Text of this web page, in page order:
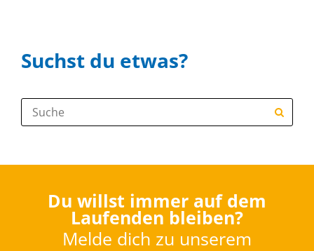
Suchst du etwas?
Suche:
Du willst immer auf dem
Laufenden bleiben?
Melde dich zu unserem